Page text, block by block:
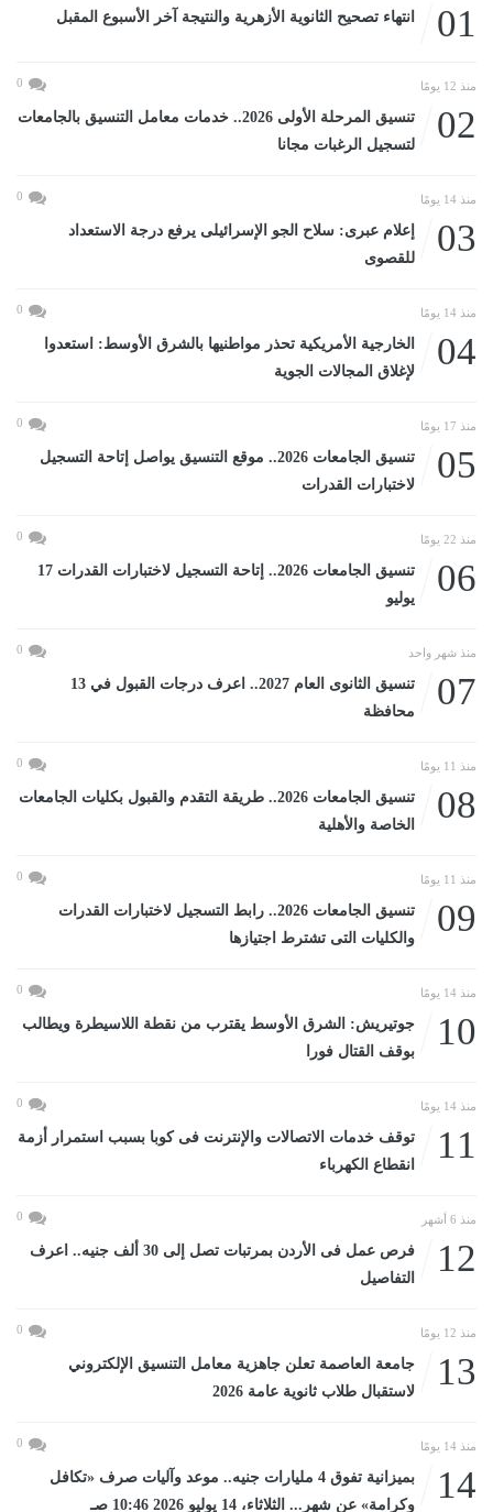
01 انتهاء تصحيح الثانوية الأزهرية والنتيجة آخر الأسبوع المقبل
منذ 12 يومًا 0
02
تنسيق المرحلة الأولى 2026.. خدمات معامل التنسيق بالجامعات
لتسجيل الرغبات مجانا
منذ 14 يومًا 0
03
إعلام عبرى: سلاح الجو الإسرائيلى يرفع درجة الاستعداد
للقصوى
منذ 14 يومًا 0
04
الخارجية الأمريكية تحذر مواطنيها بالشرق الأوسط: استعدوا
لإغلاق المجالات الجوية
منذ 17 يومًا 0
05
تنسيق الجامعات 2026.. موقع التنسيق يواصل إتاحة التسجيل
لاختبارات القدرات
منذ 22 يومًا 0
06
تنسيق الجامعات 2026.. إتاحة التسجيل لاختبارات القدرات 17
يوليو
منذ شهر واحد 0
07
تنسيق الثانوى العام 2027.. اعرف درجات القبول في 13
محافظة
منذ 11 يومًا 0
08
تنسيق الجامعات 2026.. طريقة التقدم والقبول بكليات الجامعات
الخاصة والأهلية
منذ 11 يومًا 0
09
تنسيق الجامعات 2026.. رابط التسجيل لاختبارات القدرات
والكليات التى تشترط اجتيازها
منذ 14 يومًا 0
10
جوتيريش: الشرق الأوسط يقترب من نقطة اللاسيطرة ويطالب
بوقف القتال فورا
منذ 14 يومًا 0
11
توقف خدمات الاتصالات والإنترنت فى كوبا بسبب استمرار أزمة
انقطاع الكهرباء
منذ 6 أشهر 0
12
فرص عمل فى الأردن بمرتبات تصل إلى 30 ألف جنيه.. اعرف
التفاصيل
منذ 12 يومًا 0
13
جامعة العاصمة تعلن جاهزية معامل التنسيق الإلكتروني
لاستقبال طلاب ثانوية عامة 2026
منذ 14 يومًا 0
14
بميزانية تفوق 4 مليارات جنيه.. موعد وآليات صرف «تكافل
وكرامة» عن شهر... الثلاثاء، 14 يوليو 2026 10:46 صـ